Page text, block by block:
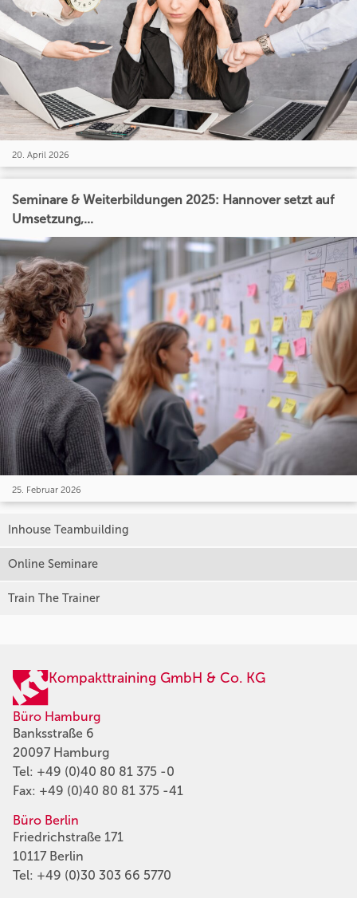
20. April 2026
Seminare & Weiterbildungen 2025: Hannover setzt auf
Umsetzung,...
25. Februar 2026
Inhouse Teambuilding
Online Seminare
Train The Trainer
Kompakttraining GmbH & Co. KG
Büro Hamburg
Banksstraße 6
20097 Hamburg
Tel: +49 (0)40 80 81 375 -0
Fax: +49 (0)40 80 81 375 -41
Büro Berlin
Friedrichstraße 171
10117 Berlin
Tel: +49 (0)30 303 66 5770